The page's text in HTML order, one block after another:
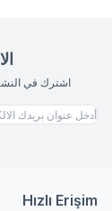
اشترك في
Hızlı Erişim